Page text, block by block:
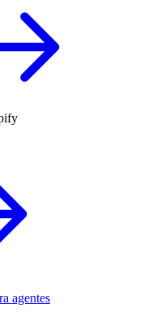
agentes